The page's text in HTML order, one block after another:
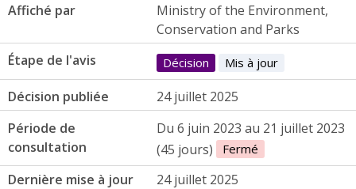
Affiché par
Ministry of the Environment,
Conservation and Parks
Étape de l'avis
Décision Mis à jour
Décision publiée
24 juillet 2025
Période de
consultation
Du 6 juin 2023 au 21 juillet 2023
(45 jours)
Fermé
Dernière mise à jour 24 juillet 2025